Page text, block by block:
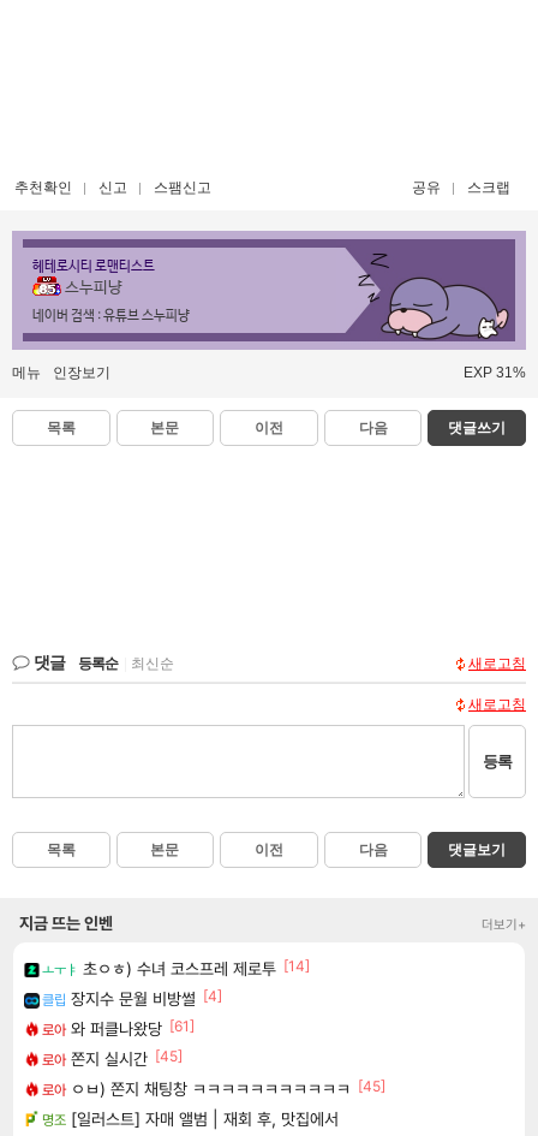
추천확인 신고 스팸신고 공유 스크랩
헤테로시티 로맨티스트
스누피냥
네이버 검색 : 유튜브 스누피냥
메뉴 인장보기 EXP 31%
목록 본문 이전 다음 댓글쓰기
댓글 등록순 최신순 새로고침
새로고침
등록
목록 본문 이전 다음 댓글보기
지금 뜨는 인벤 더보기+
ㅗㅜㅑ 초ㅇㅎ) 수녀 코스프레 제로투 [14]
클립 장지수 문월 비방썰 [4]
로아 와 퍼클나왔당 [61]
로아 쫀지 실시간 [45]
로아 ㅇㅂ) 쫀지 채팅창 ㅋㅋㅋㅋㅋㅋㅋㅋㅋㅋㅋ [45]
명조 [일러스트] 자매 앨범 | 재회 후, 맛집에서